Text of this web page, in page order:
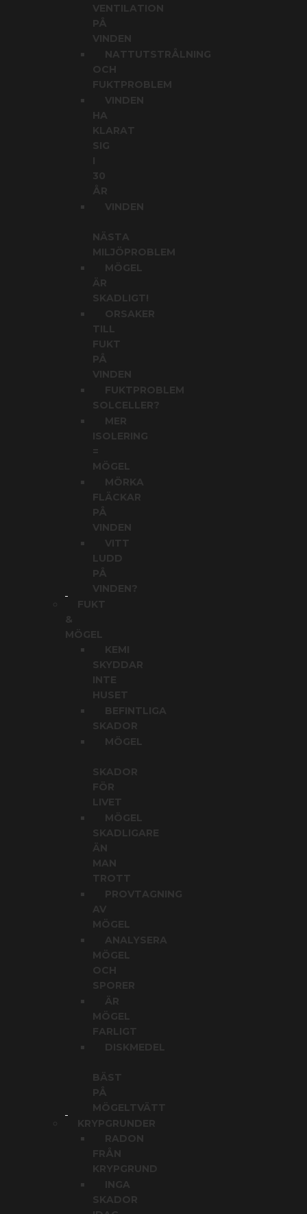
VENTILATION
PÅ
VINDEN
NATTUTSTRÅLNING
OCH
FUKTPROBLEM
VINDEN
HA
KLARAT
30
ÅR
VINDEN
NÄSTA
MILJÖPROBLEM
MÖGEL
ÄR
SKADLIGT!
ORSAKER
FUKT
PÅ
VINDEN
FUKTPROBLEM
SOLCELLER?
MER
ISOLERING
MÖGEL
MÖRKA
FLÄCKAR
PÅ
VINDEN
VITT
PÅ
VINDEN?
FUKT
&
MÖGEL
KEMI
SKYDDAR
HUSET
BEFINTLIGA
SKADOR
MÖGEL
SKADOR
FÖR
LIVET
MÖGEL
SKADLIGARE
ÄN
MAN
TROTT
PROVTAGNING
AV
MÖGEL
ANALYSERA
MÖGEL
OCH
SPORER
ÄR
MÖGEL
FARLIGT
DISKMEDEL
BÄST
PÅ
MÖGELTVÄTT
KRYPGRUNDER
RADON
FRÅN
KRYPGRUND
INGA
SKADOR